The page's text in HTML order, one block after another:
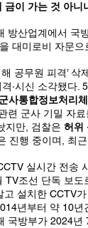
금이 가는 것 아니
방산업계에서 국
대미로비 자문
공무원 피격’
·시신 소각됐다
사통합정보처리
련 군사 기밀 자
지만, 검찰은 허위
진행 중이며, 최
실시간 전송
TV조선 단독 보
고 설치한 CCTV
년부터 약 10
국방부가 2024